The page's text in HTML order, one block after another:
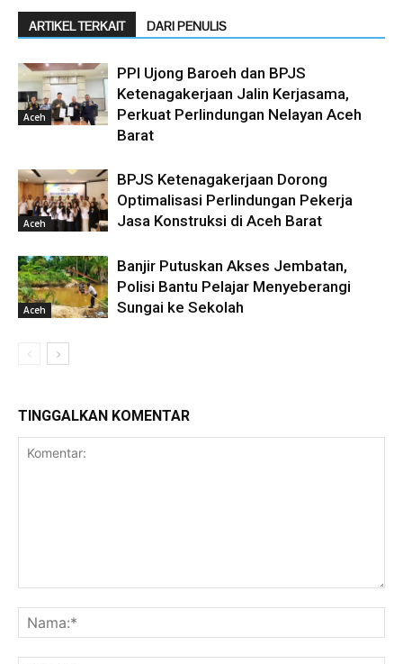
ARTIKEL TERKAIT DARI PENULIS
Aceh
PPI Ujong Baroeh dan BPJS
Ketenagakerjaan Jalin Kerjasama,
Perkuat Perlindungan Nelayan Aceh
Barat
Aceh
BPJS Ketenagakerjaan Dorong
Optimalisasi Perlindungan Pekerja
Jasa Konstruksi di Aceh Barat
Aceh
Banjir Putuskan Akses Jembatan,
Polisi Bantu Pelajar Menyeberangi
Sungai ke Sekolah
TINGGALKAN KOMENTAR